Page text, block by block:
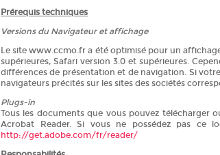
Prérequis techniques
Versions du Navigateur et affichage
Le site www.ccmo.fr a été optimisé pour un
supérieures, Safari version 3.0 et supérieures.
différences de présentation et de navigation. Si
navigateurs précités sur les sites des sociétés
Plugs-in
Tous les documents que vous pouvez télécharger
Acrobat Reader. Si vous ne possédez pas ce
http://get.adobe.com/fr/reader/